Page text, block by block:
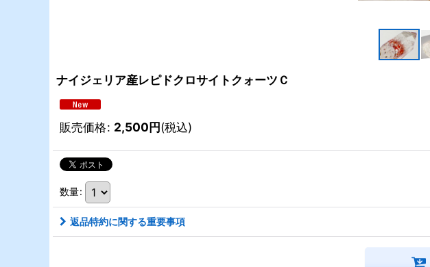
ナイジェリア産レピドクロサイトクォーツＣ
販売価格: 2,500円(税込)
数量:
返品特約に関する重要事項